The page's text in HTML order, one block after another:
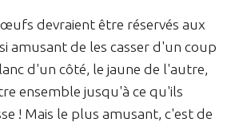
œufs devraient être réservés aux
amusant de les casser d'un coup
d'un côté, le jaune de l'autre,
ensemble jusqu'à ce qu'ils
! Mais le plus amusant, c'est de